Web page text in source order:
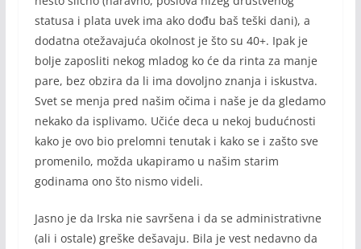
statusa i plata uvek ima ako dođu baš teški dani), a
dodatna otežavajuća okolnost je što su 40+. Ipak je
bolje zaposliti nekog mladog ko će da rinta za manje
pare, bez obzira da li ima dovoljno znanja i iskustva.
Svet se menja pred našim očima i naše je da gledamo
nekako da isplivamo. Učiće deca u nekoj budućnosti
kako je ovo bio prelomni tenutak i kako se i zašto sve
promenilo, možda ukapiramo u našim starim
godinama ono što nismo videli.
Jasno je da Irska nie savršena i da se administrativne
(ali i ostale) greške dešavaju. Bila je vest nedavno da